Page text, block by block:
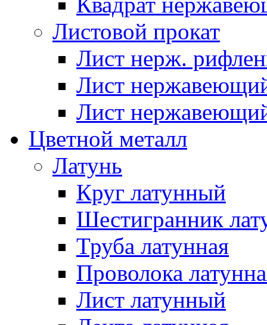
Листовой прокат
Лист нерж.
Лист
Лист
Цветной металл
Латунь
Круг латунный
Шестигранник
Труба латунная
Проволока
Лист латунный